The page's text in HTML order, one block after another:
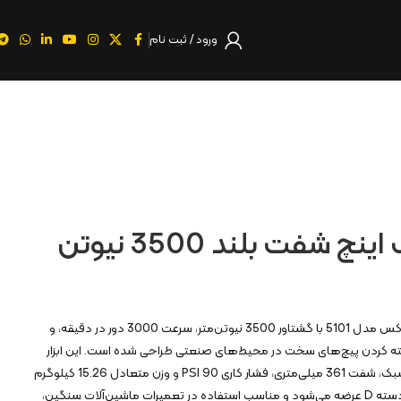
ورود / ثبت نام
بکس بادی یک اینچ شفت بلند 3500 نیوتن
بکس بادی 1 اینچ شفت بلند کنزاکس مدل 5101 با گشتاور 3500 نیوتن‌متر، سرعت 3000 دور در دقیقه، و
کردن پیچ‌های سخت در محیط‌های صنعتی طراحی شده است. این ابزار
حرفه‌ای دارای بدنه آلومینیومی سبک، شفت 361 میلی‌متری، فشار کاری 90 PSI و وزن متعادل 15.26 کیلوگرم
است. همراه با کوپلر، آچار آلن و دسته D عرضه می‌شود و مناسب استفاده در تعمیرات ماشین‌آلات سنگین،